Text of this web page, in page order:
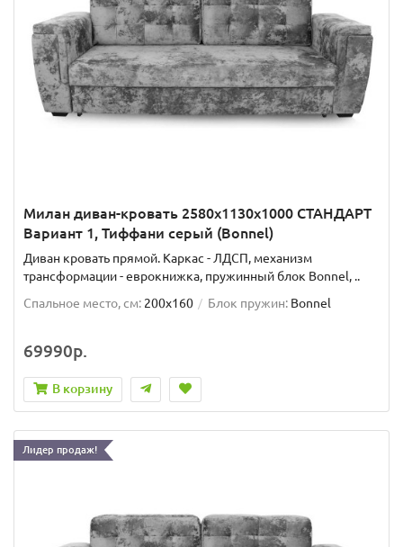
Милан диван-кровать 2580х1130х1000 СТАНДАРТ
Вариант 1, Тиффани серый (Bonnel)
Диван кровать прямой. Каркас - ЛДСП, механизм
трансформации - еврокнижка, пружинный блок Bonnel, ..
Спальное место, см: 200x160 Блок пружин: Bonnel
69990р.
В корзину
Лидер продаж!